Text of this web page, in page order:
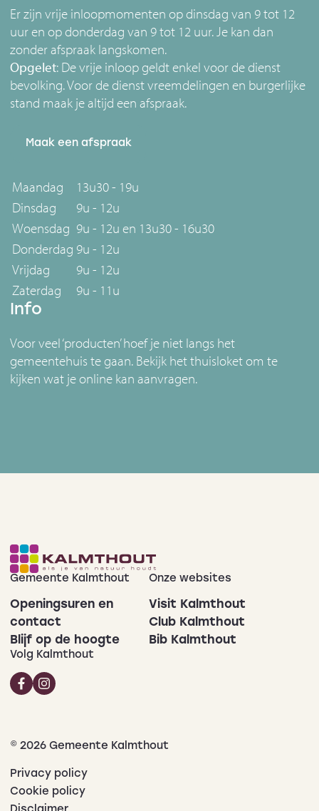
Er zijn vrije inloopmomenten op dinsdag van 9 tot 12
uur en op donderdag van 9 tot 12 uur. Je kan dan
zonder afspraak langskomen.
Opgelet: De vrije inloop geldt enkel voor de dienst
bevolking. Voor de dienst vreemdelingen en burgerlijke
stand maak je altijd een afspraak.
Maak een afspraak
Maandag
13u30 - 19u
Dinsdag
9u - 12u
Woensdag 9u - 12u en 13u30 - 16u30
Donderdag 9u - 12u
Vrijdag
9u - 12u
Zaterdag
9u - 11u
Info
Voor veel ‘producten’ hoef je niet langs het
gemeentehuis te gaan. Bekijk het thuisloket om te
kijken wat je online kan aanvragen.
Gemeente Kalmthout
Openingsuren en
contact
Blijf op de hoogte
Onze websites
Visit Kalmthout
Club Kalmthout
Bib Kalmthout
Volg Kalmthout
© 2026 Gemeente Kalmthout
Privacy policy
Cookie policy